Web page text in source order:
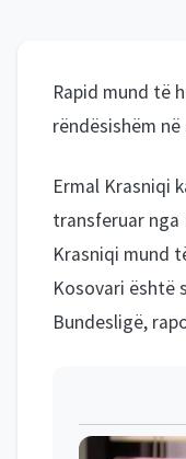
Rapid mund të
rëndësishëm
Ermal Krasniqi
transferuar nga
Krasniqi mund
Kosovari është
Bundesligë,